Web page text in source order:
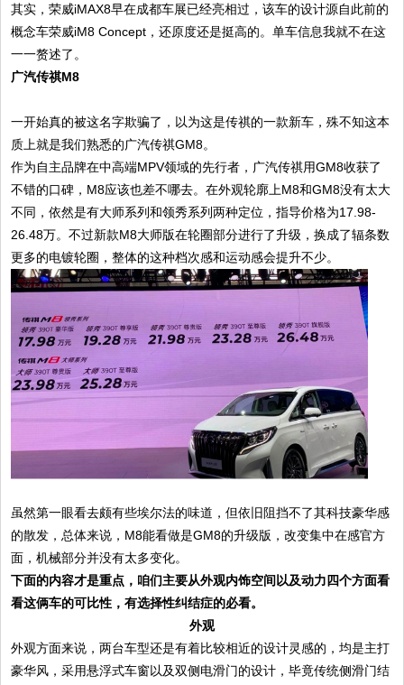
其实，荣威iMAX8早在成都车展已经亮相过，该车的设计源自此前的
概念车荣威iM8 Concept，还原度还是挺高的。单车信息我就不在这
一一赘述了。
广汽传祺M8
一开始真的被这名字欺骗了，以为这是传祺的一款新车，殊不知这本
质上就是我们熟悉的广汽传祺GM8。
作为自主品牌在中高端MPV领域的先行者，广汽传祺用GM8收获了
不错的口碑，M8应该也差不哪去。在外观轮廓上M8和GM8没有太大
不同，依然是有大师系列和领秀系列两种定位，指导价格为17.98-
26.48万。不过新款M8大师版在轮圈部分进行了升级，换成了辐条数
更多的电镀轮圈，整体的这种档次感和运动感会提升不少。
虽然第一眼看去颇有些埃尔法的味道，但依旧阻挡不了其科技豪华感
的散发，总体来说，M8能看做是GM8的升级版，改变集中在感官方
面，机械部分并没有太多变化。
下面的内容才是重点，咱们主要从外观内饰空间以及动力四个方面看
看这俩车的可比性，有选择性纠结症的必看。
外观
外观方面来说，两台车型还是有着比较相近的设计灵感的，均是主打
豪华风，采用悬浮式车窗以及双侧电滑门的设计，毕竟传统侧滑门结